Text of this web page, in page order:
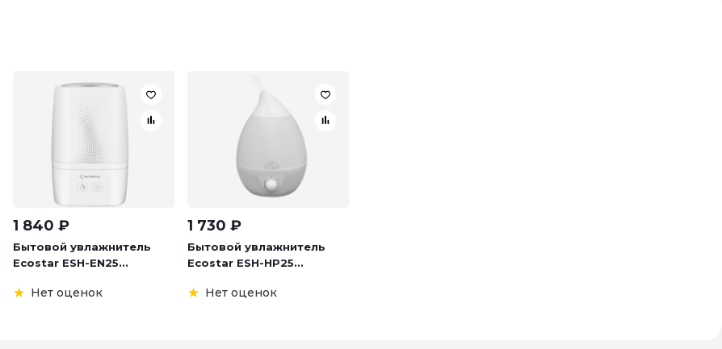
1 840 ₽
Бытовой увлажнитель
Ecostar ESH-EN25...
Нет оценок
1 730 ₽
Бытовой увлажнитель
Ecostar ESH-HP25...
Нет оценок